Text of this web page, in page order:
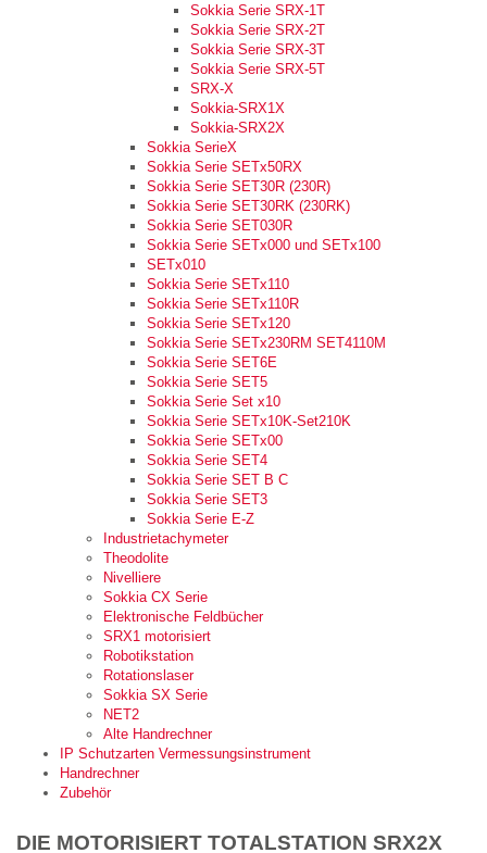
Sokkia Serie SRX-1T
Sokkia Serie SRX-2T
Sokkia Serie SRX-3T
Sokkia Serie SRX-5T
SRX-X
Sokkia-SRX1X
Sokkia-SRX2X
Sokkia SerieX
Sokkia Serie SETx50RX
Sokkia Serie SET30R (230R)
Sokkia Serie SET30RK (230RK)
Sokkia Serie SET030R
Sokkia Serie SETx000 und SETx100
SETx010
Sokkia Serie SETx110
Sokkia Serie SETx110R
Sokkia Serie SETx120
Sokkia Serie SETx230RM SET4110M
Sokkia Serie SET6E
Sokkia Serie SET5
Sokkia Serie Set x10
Sokkia Serie SETx10K-Set210K
Sokkia Serie SETx00
Sokkia Serie SET4
Sokkia Serie SET B C
Sokkia Serie SET3
Sokkia Serie E-Z
Industrietachymeter
Theodolite
Nivelliere
Sokkia CX Serie
Elektronische Feldbücher
SRX1 motorisiert
Robotikstation
Rotationslaser
Sokkia SX Serie
NET2
Alte Handrechner
IP Schutzarten Vermessungsinstrument
Handrechner
Zubehör
DIE MOTORISIERT TOTALSTATION SRX2X